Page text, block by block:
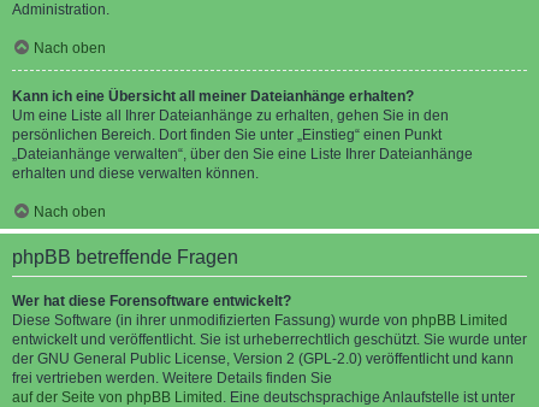
Administration.
Nach oben
Kann ich eine Übersicht all meiner Dateianhänge erhalten?
Um eine Liste all Ihrer Dateianhänge zu erhalten, gehen Sie in den
persönlichen Bereich. Dort finden Sie unter „Einstieg“ einen Punkt
„Dateianhänge verwalten“, über den Sie eine Liste Ihrer Dateianhänge
erhalten und diese verwalten können.
Nach oben
phpBB betreffende Fragen
Wer hat diese Forensoftware entwickelt?
Diese Software (in ihrer unmodifizierten Fassung) wurde von phpBB Limited
entwickelt und veröffentlicht. Sie ist urheberrechtlich geschützt. Sie wurde unter
der GNU General Public License, Version 2 (GPL-2.0) veröffentlicht und kann
frei vertrieben werden. Weitere Details finden Sie
auf der Seite von phpBB Limited . Eine deutschsprachige Anlaufstelle ist unter